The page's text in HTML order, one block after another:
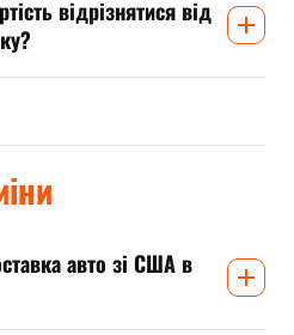
відрізнятися від
авто зі США в